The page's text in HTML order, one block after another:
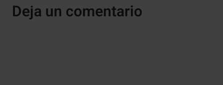
Deja un comentario